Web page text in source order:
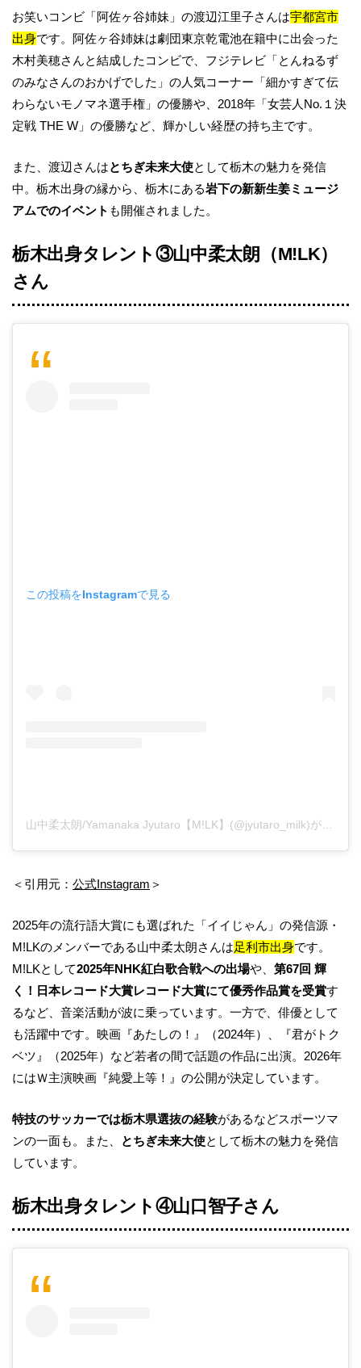
お笑いコンビ「阿佐ヶ谷姉妹」の渡辺江里子さんは宇都宮市
出身です。阿佐ヶ谷姉妹は劇団東京乾電池在籍中に出会った
木村美穂さんと結成したコンビで、フジテレビ「とんねるず
のみなさんのおかげでした」の人気コーナー「細かすぎて伝
わらないモノマネ選手権」の優勝や、2018年「女芸人No.１決
定戦 THE W」の優勝など、輝かしい経歴の持ち主です。
また、渡辺さんはとちぎ未来大使として栃木の魅力を発信
中。栃木出身の縁から、栃木にある岩下の新新生姜ミュージ
アムでのイベント も開催されました。
栃木出身タレント③山中柔太朗（M!LK）
さん
この投稿をInstagramで見る
＜引用元： 公式Instagram ＞
2025年の流行語大賞にも選ばれた「イイじゃん」の発信源・
M!LKのメンバーである山中柔太朗さんは足利市出身です。
M!LKとして2025年NHK紅白歌合戦への出場や、 第67回 輝
く！日本レコード大賞レコード大賞にて優秀作品賞を受賞す
るなど、音楽活動が波に乗っています。一方で、俳優として
も活躍中です。映画『あたしの！』（2024年）、『君がトク
ベツ』（2025年）など若者の間で話題の作品に出演。2026年
にはＷ主演映画『純愛上等！』の公開が決定しています。
特技のサッカーでは栃木県選抜の経験があるなどスポーツマ
ンの一面も。また、
とちぎ未来大使として栃木の魅力を発信
しています。
栃木出身タレント④山口智子さん